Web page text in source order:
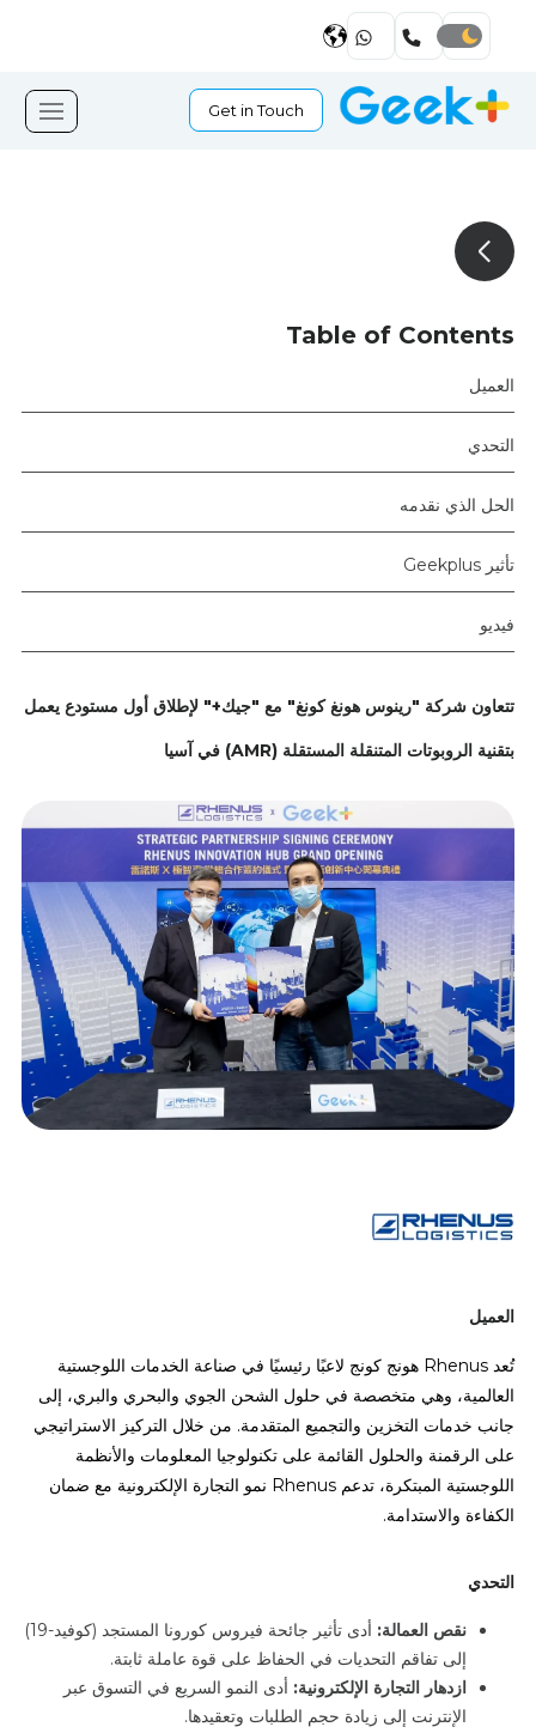
Get in Touch
Table of Contents
العميل
التحدي
الحل الذي نقدمه
تأثير Geekplus
فيديو
تتعاون شركة "رينوس هونغ كونغ" مع "جيك+" لإطلاق أول مستودع يعمل
بتقنية الروبوتات المتنقلة المستقلة (AMR) في آسيا
العميل
تُعد Rhenus هونج كونج لاعبًا رئيسيًا في صناعة الخدمات اللوجستية
العالمية، وهي متخصصة في حلول الشحن الجوي والبحري والبري، إلى
جانب خدمات التخزين والتجميع المتقدمة. من خلال التركيز الاستراتيجي
على الرقمنة والحلول القائمة على تكنولوجيا المعلومات والأنظمة
اللوجستية المبتكرة، تدعم Rhenus نمو التجارة الإلكترونية مع ضمان
الكفاءة والاستدامة.
التحدي
نقص العمالة: أدى
تأثير جائحة فيروس كورونا المستجد (كوفيد-19)
إلى تفاقم التحديات في الحفاظ على قوة عاملة ثابتة.
ازدهار التجارة الإلكترونية: أدى النمو السريع في التسوق عبر
الإنترنت إلى زيادة حجم الطلبات وتعقيدها.